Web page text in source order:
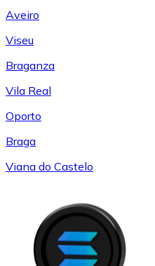
Aveiro
Viseu
Braganza
Vila Real
Oporto
Braga
Viana do Castelo